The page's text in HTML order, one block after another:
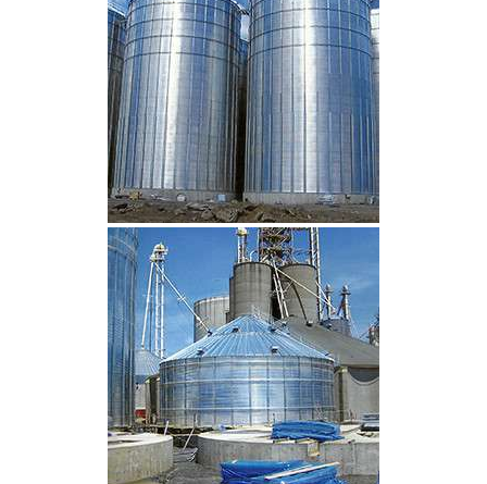
CLIQUEZ POUR AGRANDIR